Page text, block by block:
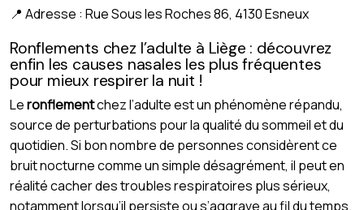
📍 Adresse : Rue Sous les Roches 86, 4130 Esneux
Ronflements chez l’adulte à Liège : découvrez
enfin les causes nasales les plus fréquentes
pour mieux respirer la nuit !
Leronflementchez l’adulte est un phénomène répandu,
source de perturbations pour la qualité du sommeil et du
quotidien. Si bon nombre de personnes considèrent ce
bruit nocturne comme un simple désagrément, il peut en
réalité cacher des troubles respiratoires plus sérieux,
notamment lorsqu’il persiste ou s’aggrave au fil du temps.